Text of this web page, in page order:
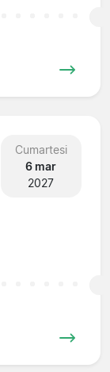
Cumartesi
6 mar
2027